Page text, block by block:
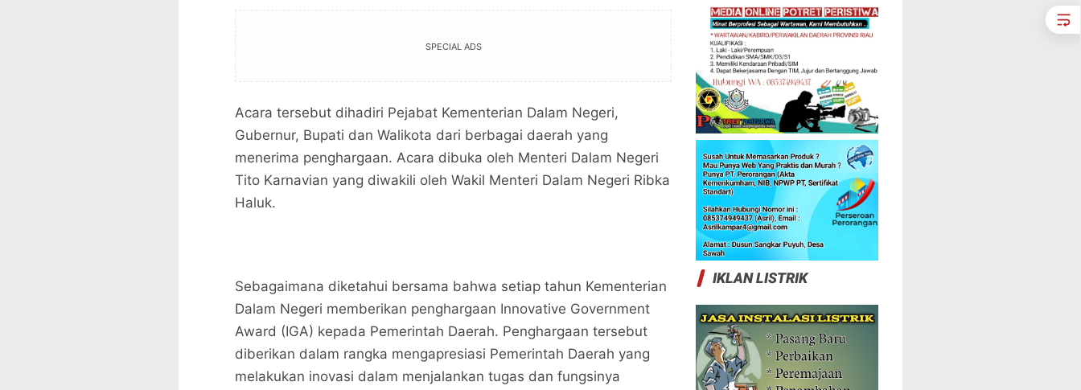
SPECIAL ADS
Acara tersebut dihadiri Pejabat Kementerian Dalam Negeri,
Gubernur, Bupati dan Walikota dari berbagai daerah yang
menerima penghargaan. Acara dibuka oleh Menteri Dalam Negeri
Tito Karnavian yang diwakili oleh Wakil Menteri Dalam Negeri Ribka
Haluk.
Sebagaimana diketahui bersama bahwa setiap tahun Kementerian
Dalam Negeri memberikan penghargaan Innovative Government
Award (IGA) kepada Pemerintah Daerah. Penghargaan tersebut
diberikan dalam rangka mengapresiasi Pemerintah Daerah yang
melakukan inovasi dalam menjalankan tugas dan fungsinya
IKLAN LISTRIK